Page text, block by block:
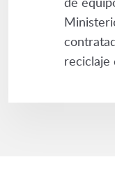
reciclaje